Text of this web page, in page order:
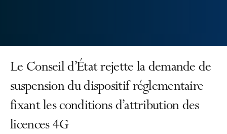
Le Conseil d’État rejette la demande de
suspension du dispositif réglementaire
fixant les conditions d’attribution des
licences 4G